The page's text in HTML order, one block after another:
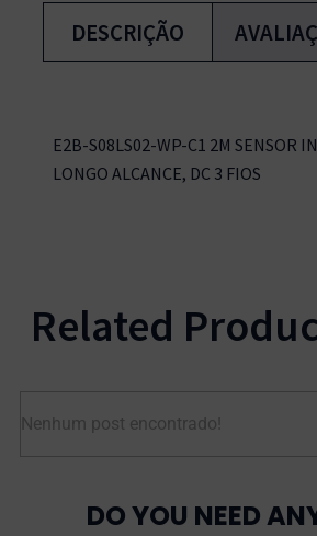
DESCRIÇÃO
E2B-S08LS02-WP-C1 2M SENSOR
LONGO ALCANCE, DC 3 FIOS
Related
Nenhum post encontrado!
DO YOU NEED